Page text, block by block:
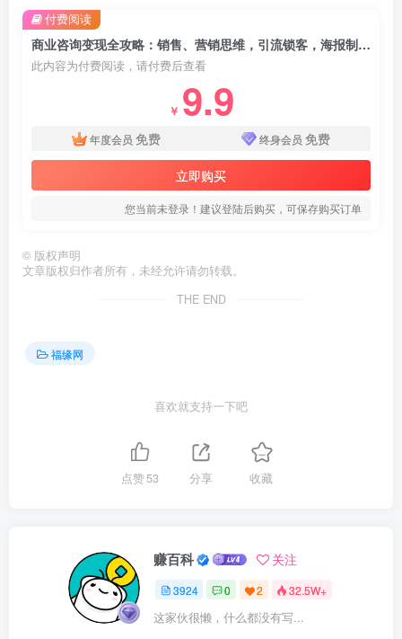
商业咨询变现全攻略：销售、营销思维，引流锁客，海报制作，快速打造私域赚钱模式
此内容为付费阅读，请付费后查看
￥ 9.9
年度会员 免费 终身会员 免费
立即购买
您当前未登录！建议登陆后购买，可保存购买订单
付费阅读
© 版权声明
文章版权归作者所有，未经允许请勿转载。
THE END
福缘网
喜欢就支持一下吧
点赞53 分享 收藏
赚百科 关注
3924 0 2 32.5W+
这家伙很懒，什么都没有写...